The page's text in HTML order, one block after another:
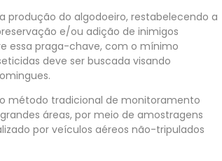
produção do algodoeiro, restabelecendo a
e/ou adição de inimigos
essa praga-chave, com o mínimo
deve ser buscada visando
método tradicional de monitoramento
áreas, por meio de amostragens
por veículos aéreos não-tripulados